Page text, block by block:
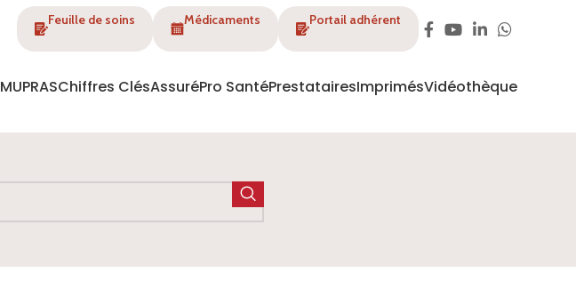
Feuille de soins Médicaments Portail adhérent
MUPRASChiffres ClésAssuréPro SantéPrestatairesImprimésVidéothèque